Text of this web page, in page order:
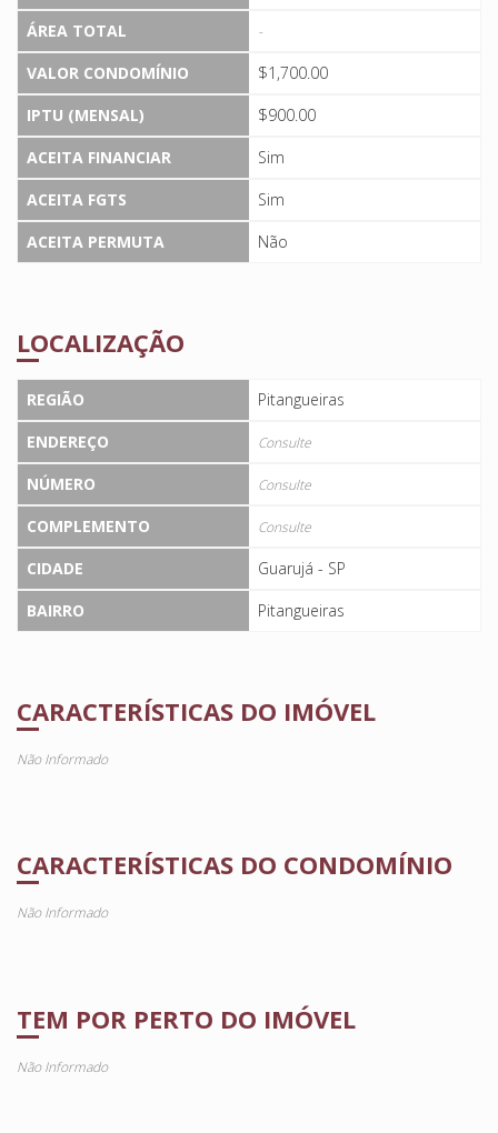
ÁREA TOTAL
-
VALOR CONDOMÍNIO
$1,700.00
IPTU (MENSAL)
$900.00
ACEITA FINANCIAR
Sim
ACEITA FGTS
Sim
ACEITA PERMUTA
Não
LOCALIZAÇÃO
REGIÃO
Pitangueiras
ENDEREÇO
Consulte
NÚMERO Consulte
COMPLEMENTO Consulte
CIDADE
Guarujá - SP
BAIRRO
Pitangueiras
CARACTERÍSTICAS DO IMÓVEL
Não Informado
CARACTERÍSTICAS DO CONDOMÍNIO
Não Informado
TEM POR PERTO DO IMÓVEL
Não Informado